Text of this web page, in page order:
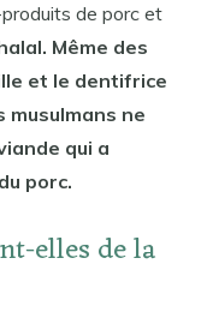
de porc et
Même des
et le dentifrice
musulmans ne
qui a
porc.
elles de la